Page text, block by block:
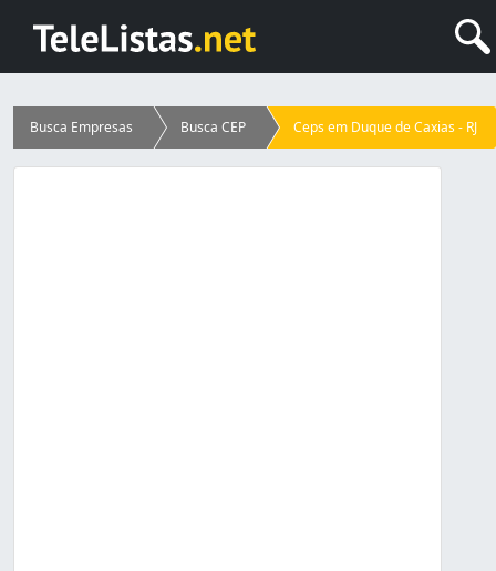
Busca Empresas Busca CEP Ceps em Duque de Caxias - RJ